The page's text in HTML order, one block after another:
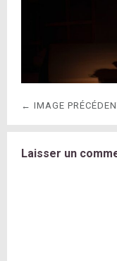
← IMAGE
Laisser un